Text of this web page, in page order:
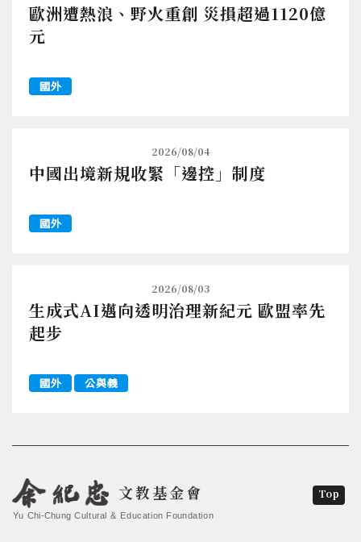
歐洲遭熱浪、野火重創 災損超過1120億
元
國外
2026/08/04
中國出境新規收緊「邊控」制度
國外
2026/08/03
生成式AI邁向透明治理新紀元 歐盟率先
起步
國外 公與義
文教基金會
Yu Chi-Chung Cultural & Education Foundation
Top